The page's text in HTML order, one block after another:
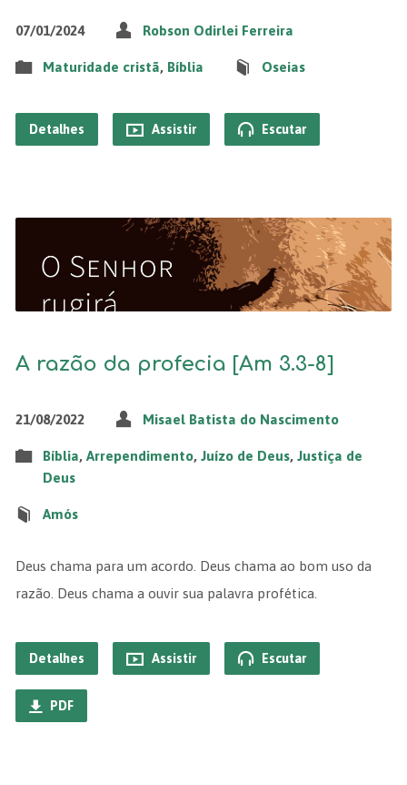
07/01/2024 Robson Odirlei Ferreira
Maturidade cristã, Bíblia Oseias
Detalhes Assistir Escutar
A razão da profecia [Am 3.3-8]
21/08/2022 Misael Batista do Nascimento
Bíblia, Arrependimento, Juízo de Deus, Justiça de
Deus
Amós
Deus chama para um acordo. Deus chama ao bom uso da
razão. Deus chama a ouvir sua palavra profética.
Detalhes Assistir Escutar
PDF